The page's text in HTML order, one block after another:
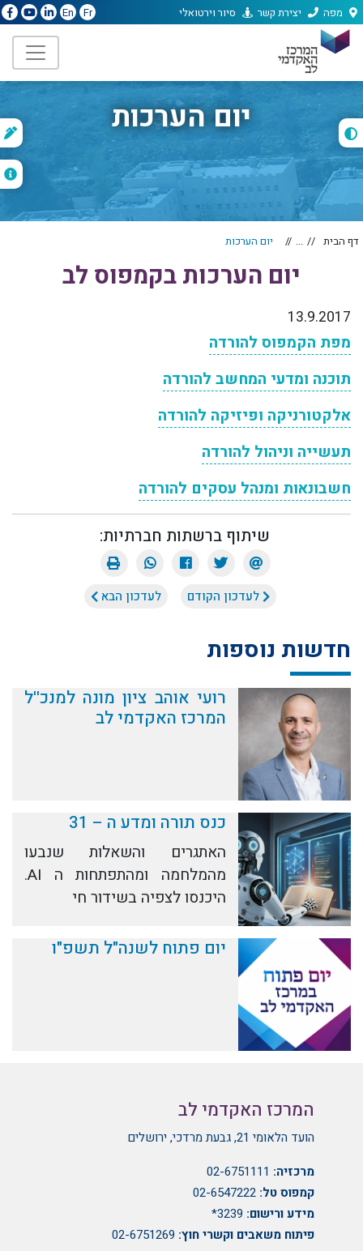
מפה יצירת קשר סיור וירטואלי Fr
En
יום הערכות
דף הבית ... יום הערכות
יום הערכות בקמפוס לב
13.9.2017
מפת הקמפוס להורדה
תוכנה ומדעי המחשב להורדה
אלקטורניקה ופיזיקה להורדה
תעשייה וניהול להורדה
חשבונאות ומנהל עסקים להורדה
שיתוף ברשתות חברתיות:
לעדכון הקודם לעדכון הבא
חדשות נוספות
רועי אוהב ציון מונה למנכ''ל
המרכז האקדמי לב
כנס תורה ומדע ה – 31
האתגרים והשאלות שנבעו
מהמלחמה ומהתפתחות ה AI.
היכנסו לצפיה בשידור חי
יום פתוח לשנה"ל תשפ"ו
המרכז האקדמי לב
הועד הלאומי 21, גבעת מרדכי, ירושלים
מרכזיה: 02-6751111
קמפוס טל: 02-6547222
מידע ורישום: 3239*
פיתוח משאבים וקשרי חוץ: 02-6751269